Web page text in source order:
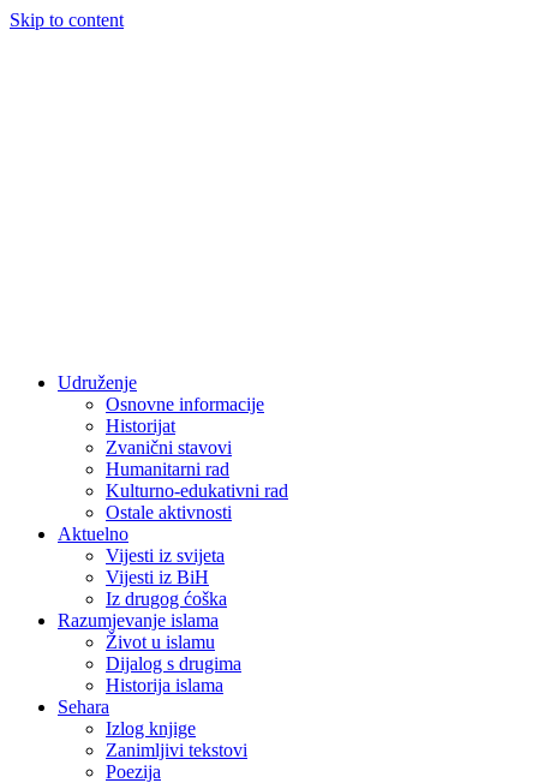
Skip to content
Udruženje
Osnovne informacije
Historijat
Zvanični stavovi
Humanitarni rad
Kulturno-edukativni rad
Ostale aktivnosti
Aktuelno
Vijesti iz svijeta
Vijesti iz BiH
Iz drugog ćoška
Razumjevanje islama
Život u islamu
Dijalog s drugima
Historija islama
Sehara
Izlog knjige
Zanimljivi tekstovi
Poezija